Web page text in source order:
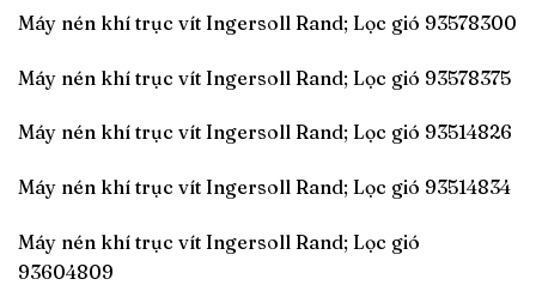
Máy nén khí trục vít Ingersoll Rand; Lọc gió 93578300
Máy nén khí trục vít Ingersoll Rand; Lọc gió 93578375
Máy nén khí trục vít Ingersoll Rand; Lọc gió 93514826
Máy nén khí trục vít Ingersoll Rand; Lọc gió 93514834
Máy nén khí trục vít Ingersoll Rand; Lọc gió
93604809